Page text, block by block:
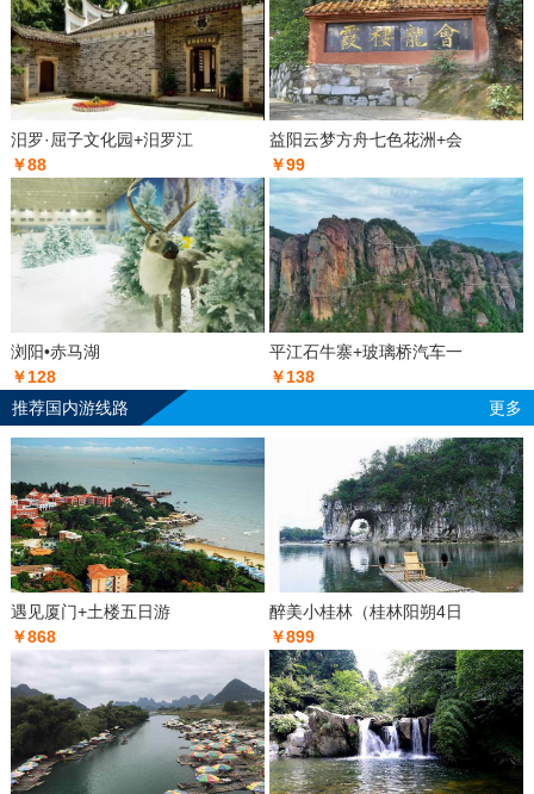
汨罗·屈子文化园+汨罗江
￥88
益阳云梦方舟七色花洲+会
￥99
浏阳•赤马湖
￥128
平江石牛寨+玻璃桥汽车一
￥138
推荐国内游线路
更多
遇见厦门+土楼五日游
￥868
醉美小桂林（桂林阳朔4日
￥899